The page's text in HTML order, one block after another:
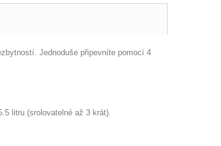
Jednoduše připevníte pomocí 4
litru (srolovatelné až 3 krát).